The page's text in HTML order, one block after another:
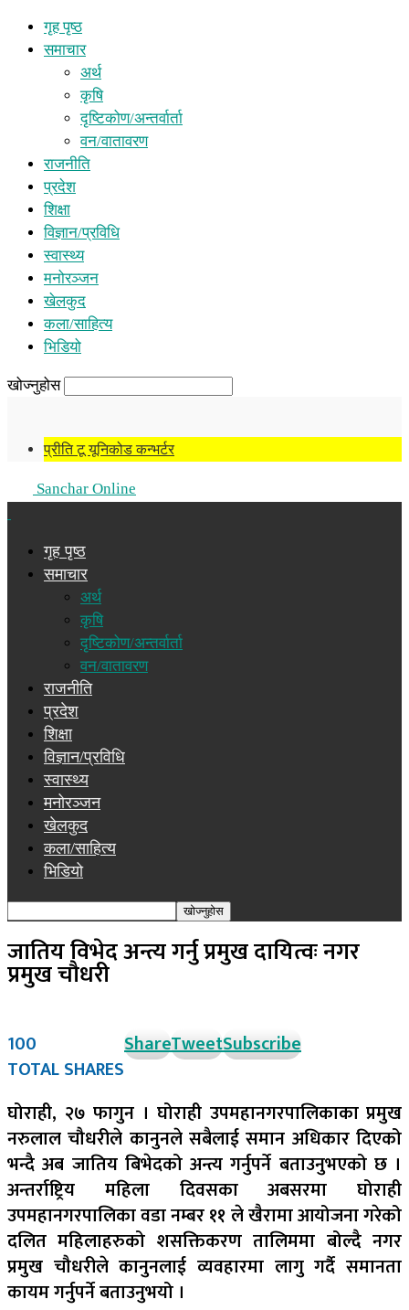
गृह पृष्ठ
समाचार
अर्थ
कृषि
दृष्टिकोण/अन्तर्वार्ता
वन/वातावरण
राजनीति
प्रदेश
शिक्षा
विज्ञान/प्रविधि
स्वास्थ्य
मनोरञ्जन
खेलकुद
कला/साहित्य
भिडियो
खोज्नुहोस
प्रीति टू यूनिकोड कन्भर्टर
Sanchar Online
गृह पृष्ठ
समाचार
अर्थ
कृषि
दृष्टिकोण/अन्तर्वार्ता
वन/वातावरण
राजनीति
प्रदेश
शिक्षा
विज्ञान/प्रविधि
स्वास्थ्य
मनोरञ्जन
खेलकुद
कला/साहित्य
भिडियो
जातिय विभेद अन्त्य गर्नु प्रमुख दायित्वः नगर
प्रमुख चौधरी
100
TOTAL SHARES
ShareTweetSubscribe
घोराही, २७ फागुन । घोराही उपमहानगरपालिकाका प्रमुख
नरुलाल चौधरीले कानुनले सबैलाई समान अधिकार दिएको
भन्दै अब जातिय बिभेदको अन्त्य गर्नुपर्ने बताउनुभएको छ ।
अन्तर्राष्ट्रिय महिला दिवसका अबसरमा घोराही
उपमहानगरपालिका वडा नम्बर ११ ले खैरामा आयोजना गरेको
दलित महिलाहरुको शसक्तिकरण तालिममा बोल्दै नगर
प्रमुख चौधरीले कानुनलाई व्यवहारमा लागु गर्दै समानता
कायम गर्नुपर्ने बताउनुभयो ।